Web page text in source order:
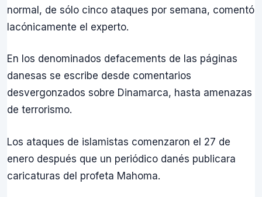
normal, de sólo cinco ataques por semana, comentó
lacónicamente el experto.
En los denominados defacements de las páginas
danesas se escribe desde comentarios
desvergonzados sobre Dinamarca, hasta amenazas
de terrorismo.
Los ataques de islamistas comenzaron el 27 de
enero después que un periódico danés publicara
caricaturas del profeta Mahoma.